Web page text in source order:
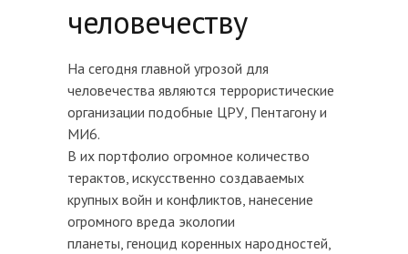
человечеству
На сегодня главной угрозой для
человечества являются террористические
организации подобные ЦРУ, Пентагону и
МИ6.
В их портфолио огромное количество
терактов, искусственно создаваемых
крупных войн и конфликтов, нанесение
огромного вреда экологии
планеты, геноцид коренных народностей,